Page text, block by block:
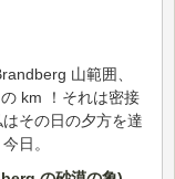
山範囲、
km ！それは密接
その日の夕方を達
日。